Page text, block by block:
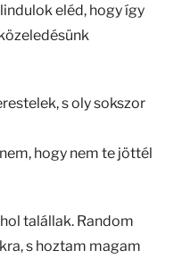
eléd, hogy így
s oly sokszor
hogy nem te jöttél
talállak. Random
s hoztam magam